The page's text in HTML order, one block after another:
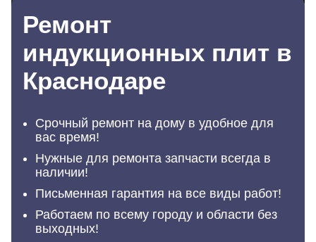
Ремонт
индукционных плит в
Краснодаре
Срочный ремонт на дому в удобное для
вас время!
Нужные для ремонта запчасти всегда в
наличии!
Письменная гарантия на все виды работ!
Работаем по всему городу и области без
выходных!